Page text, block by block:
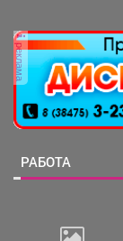
реклама
РАБОТА